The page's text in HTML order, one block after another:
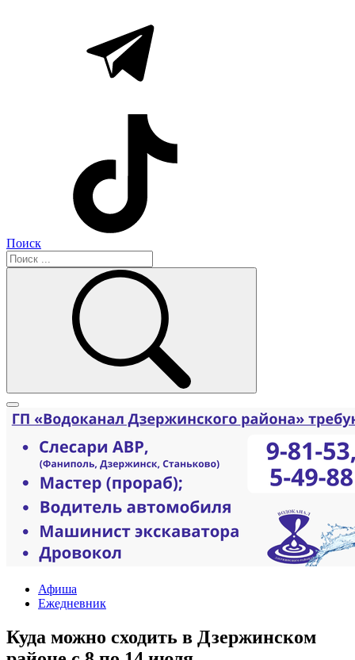
Поиск
Афиша
Ежедневник
Куда можно сходить в Дзержинском